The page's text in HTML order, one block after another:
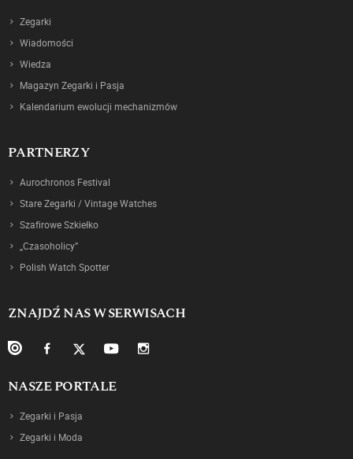
Zegarki
Wiadomości
Wiedza
Magazyn Zegarki i Pasja
Kalendarium ewolucji mechanizmów
PARTNERZY
Aurochronos Festival
Stare Zegarki / Vintage Watches
Szafirowe Szkiełko
„Czasoholicy”
Polish Watch Spotter
ZNAJDŹ NAS W SERWISACH
NASZE PORTALE
Zegarki i Pasja
Zegarki i Moda